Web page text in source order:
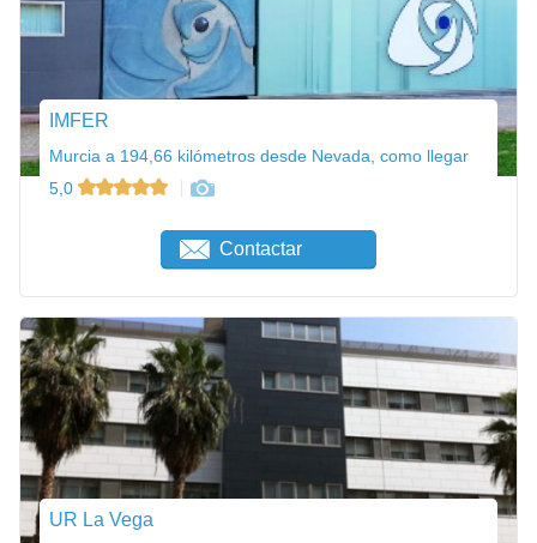
IMFER
Murcia a 194,66 kilómetros desde Nevada, como llegar
5,0
Contactar
UR La Vega